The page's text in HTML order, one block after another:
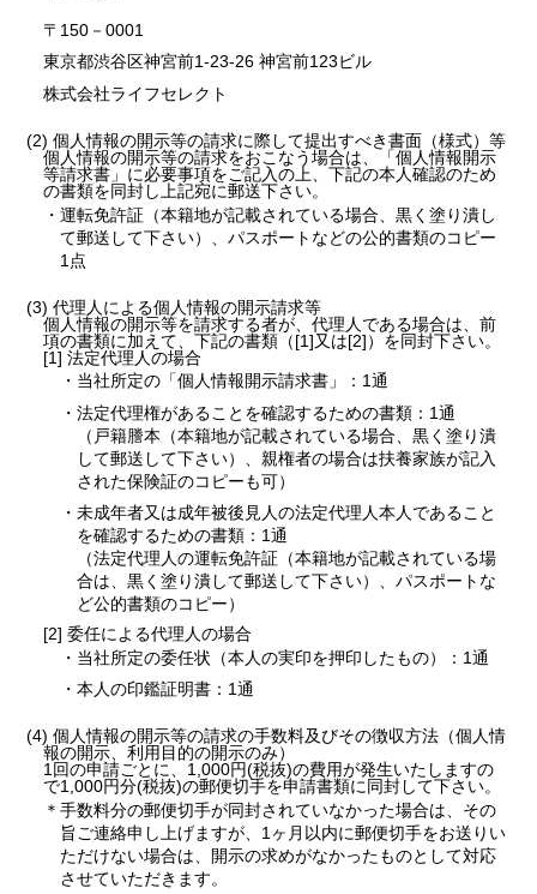
〒150－0001
東京都渋谷区神宮前1-23-26 神宮前123ビル
株式会社ライフセレクト
(2) 個人情報の開示等の請求に際して提出すべき書面（様式）等
個人情報の開示等の請求をおこなう場合は、「個人情報開示
等請求書」に必要事項をご記入の上、下記の本人確認のため
の書類を同封し上記宛に郵送下さい。
・運転免許証（本籍地が記載されている場合、黒く塗り潰し
て郵送して下さい）、パスポートなどの公的書類のコピー
1点
(3) 代理人による個人情報の開示請求等
個人情報の開示等を請求する者が、代理人である場合は、前
項の書類に加えて、下記の書類（[1]又は[2]）を同封下さい。
[1] 法定代理人の場合
・当社所定の「個人情報開示請求書」：1通
・法定代理権があることを確認するための書類：1通
（戸籍謄本（本籍地が記載されている場合、黒く塗り潰
して郵送して下さい）、親権者の場合は扶養家族が記入
された保険証のコピーも可）
・未成年者又は成年被後見人の法定代理人本人であること
を確認するための書類：1通
（法定代理人の運転免許証（本籍地が記載されている場
合は、黒く塗り潰して郵送して下さい）、パスポートな
ど公的書類のコピー）
[2] 委任による代理人の場合
・当社所定の委任状（本人の実印を押印したもの）：1通
・本人の印鑑証明書：1通
(4) 個人情報の開示等の請求の手数料及びその徴収方法（個人情
報の開示、利用目的の開示のみ）
1回の申請ごとに、1,000円(税抜)の費用が発生いたしますの
で1,000円分(税抜)の郵便切手を申請書類に同封して下さい。
＊手数料分の郵便切手が同封されていなかった場合は、その
旨ご連絡申し上げますが、1ヶ月以内に郵便切手をお送りい
ただけない場合は、開示の求めがなかったものとして対応
させていただきます。